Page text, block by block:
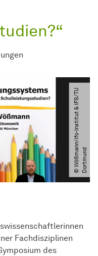
©
W
ö
ß
ma
n
n​
/​
i
f
o
-
I
n
s
t
i
t
u
t
&
I
F
S​
/​
T
U
D
o
r
t
m
u
nd
Fachdisziplinen
des